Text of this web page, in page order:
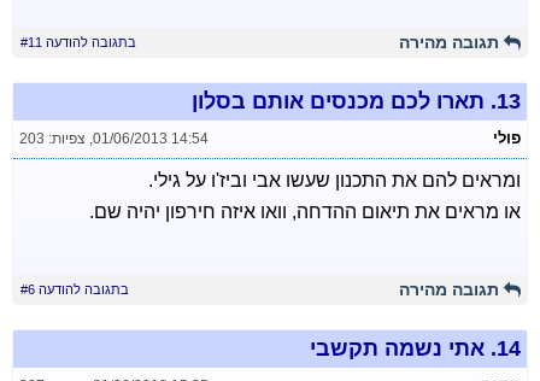
תגובה מהירה בתגובה להודעה #11
13. תארו לכם מכנסים אותם בסלון
פולי 01/06/2013 14:54
, צפיות: 203
ומראים להם את התכנון שעשו אבי וביז'ו על גילי.
או מראים את תיאום ההדחה, וואו איזה חירפון יהיה שם.
תגובה מהירה בתגובה להודעה #6
14. אתי נשמה תקשבי